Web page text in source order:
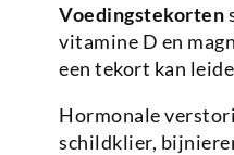
Voedingstekorten
vitamine D en
een tekort kan
Hormonale
schildklier,